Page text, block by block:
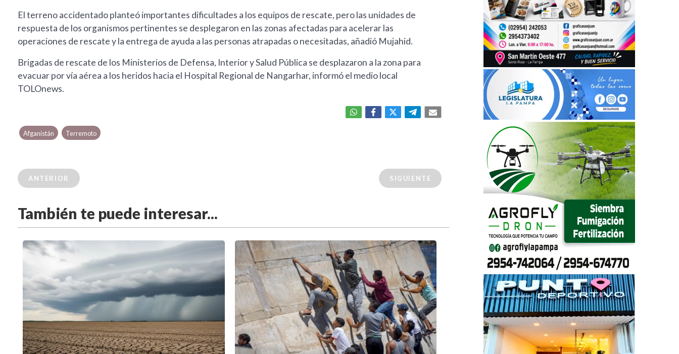
El terreno accidentado planteó importantes dificultades a los equipos de rescate, pero las unidades de
respuesta de los organismos pertinentes se desplegaron en las zonas afectadas para acelerar las
operaciones de rescate y la entrega de ayuda a las personas atrapadas o necesitadas, añadió Mujahid.
Brigadas de rescate de los Ministerios de Defensa, Interior y Salud Pública se desplazaron a la zona para
evacuar por vía aérea a los heridos hacia el Hospital Regional de Nangarhar, informó el medio local
TOLOnews.
Afganistán Terremoto
ANTERIOR SIGUIENTE
También te puede interesar...